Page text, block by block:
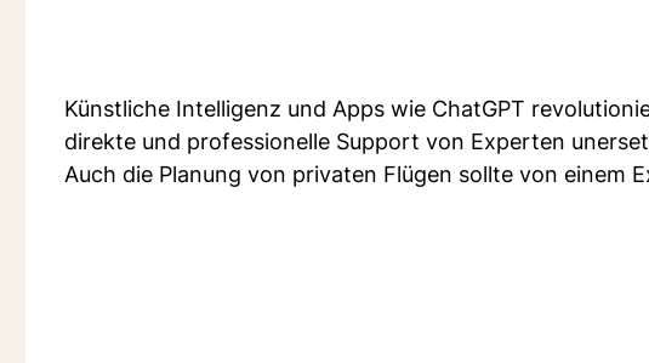
Künstliche Intelligenz und Apps wie ChatGPT
direkte und professionelle Support von Experten
Auch die Planung von privaten Flügen sollte von einem